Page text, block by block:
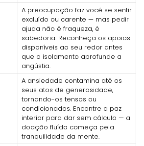
A preocupação faz você se sentir
excluído ou carente — mas pedir
ajuda não é fraqueza, é
sabedoria. Reconheça os apoios
disponíveis ao seu redor antes
que o isolamento aprofunde a
angústia.
A ansiedade contamina até os
seus atos de generosidade,
tornando-os tensos ou
condicionados. Encontre a paz
interior para dar sem cálculo — a
doação fluída começa pela
tranquilidade da mente.